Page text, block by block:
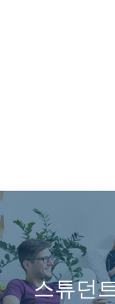
스튜던